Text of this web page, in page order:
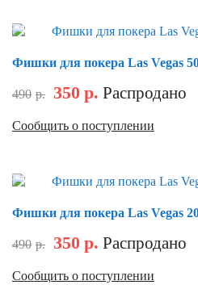
Скидка
Фишки для покера Las Vegas
490 р. 350 р. Распродано
Сообщить о поступлении
Скидка
Фишки для покера Las Vegas
490 р. 350 р. Распродано
Сообщить о поступлении